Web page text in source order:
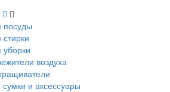
посуды
уборки
воздуха
сумки и аксессуары